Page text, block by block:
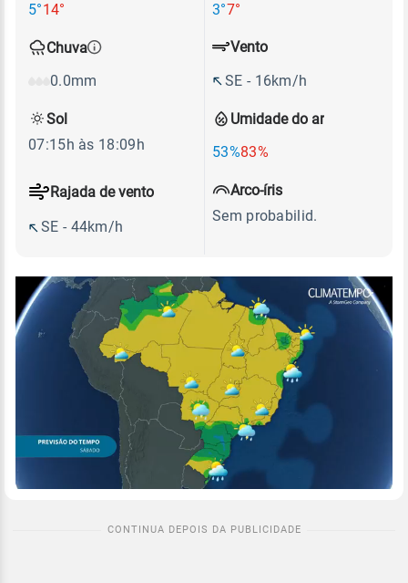
5°14°
3°7°
Chuva
0.0mm
Umidade do ar
53%83%
Vento
SE - 16km/h
Rajada de vento
SE - 44km/h
Sol
07:15h às 18:09h
Arco-íris
Sem probabilid.